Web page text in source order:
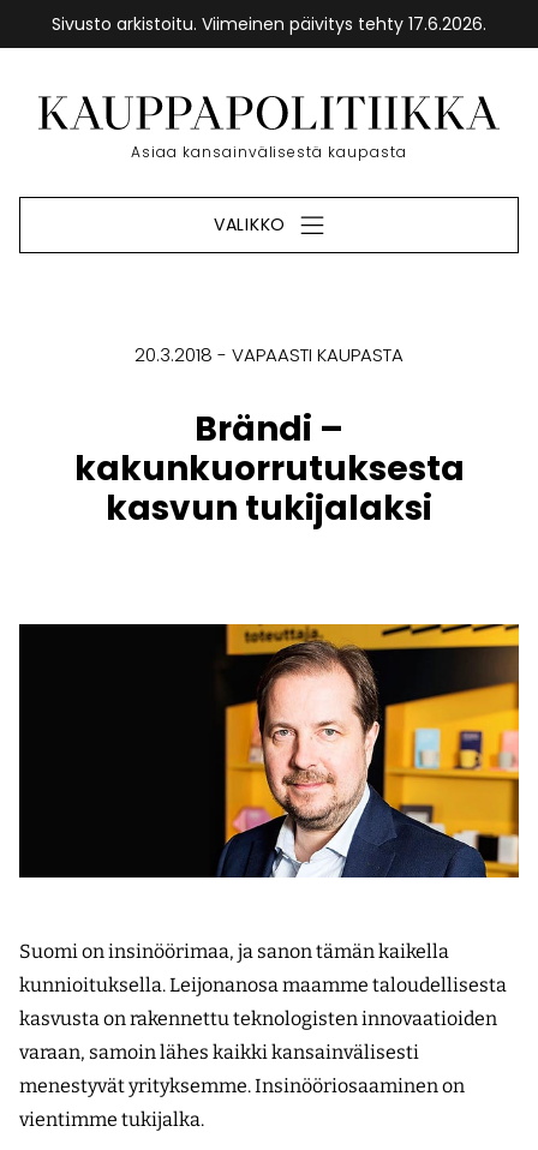
Sivusto arkistoitu. Viimeinen päivitys tehty 17.6.2026.
sisältöön
Etusivu
Asiaa kansainvälisestä kaupasta
VALIKKO
20.3.2018 VAPAASTI KAUPASTA
Brändi –
kakunkuorrutuksesta
kasvun tukijalaksi
Suomi on insinöörimaa, ja sanon tämän kaikella
kunnioituksella. Leijonanosa maamme taloudellisesta
kasvusta on rakennettu teknologisten innovaatioiden
varaan, samoin lähes kaikki kansainvälisesti
menestyvät yrityksemme. Insinööriosaaminen on
vientimme tukijalka.